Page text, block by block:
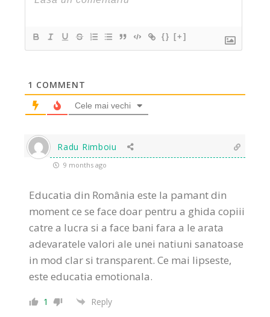
{} [+]
1 COMMENT
Cele mai vechi
Radu Rimboiu
9 months ago
Educatia din România este la pamant din
moment ce se face doar pentru a ghida copiii
catre a lucra si a face bani fara a le arata
adevaratele valori ale unei natiuni sanatoase
in mod clar si transparent. Ce mai lipseste,
este educatia emotionala.
1 Reply